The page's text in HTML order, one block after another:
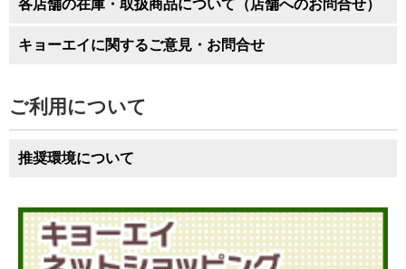
各店舗の在庫・取扱商品について（店舗へのお問合せ）
キョーエイに関するご意見・お問合せ
ご利用について
推奨環境について